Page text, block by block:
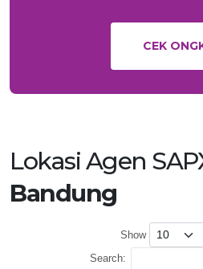
CEK
Lokasi Agen
Bandung
Show
Search: